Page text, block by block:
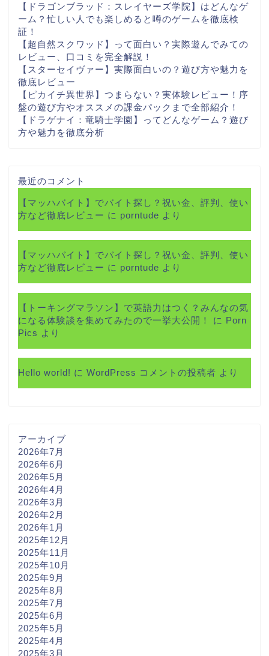
【ドラゴンブラッド：スレイヤーズ学院】はどんなゲ
ーム？忙しい人でも楽しめると噂のゲームを徹底検
証！
【超自然スクワッド】って面白い？実際遊んでみての
レビュー、口コミを完全解説！
【スターセイヴァー】実際面白いの？遊び方や魅力を
徹底レビュー
【ピカイチ異世界】つまらない？実体験レビュー！序
盤の遊び方やオススメの課金パックまで全部紹介！
【ドラゲナイ：竜騎士学園】ってどんなゲーム？遊び
方や魅力を徹底分析
最近のコメント
【マッハバイト】でバイト探し？祝い金、評判、使い
方など徹底レビュー に porntude より
【マッハバイト】でバイト探し？祝い金、評判、使い
方など徹底レビュー に porntude より
【トーキングマラソン】で英語力はつく？みんなの気
になる体験談を集めてみたので一挙大公開！
に Porn
Pics より
Hello world! に WordPress コメントの投稿者 より
アーカイブ
2026年7月
2026年6月
2026年5月
2026年4月
2026年3月
2026年2月
2026年1月
2025年12月
2025年11月
2025年10月
2025年9月
2025年8月
2025年7月
2025年6月
2025年5月
2025年4月
2025年3月